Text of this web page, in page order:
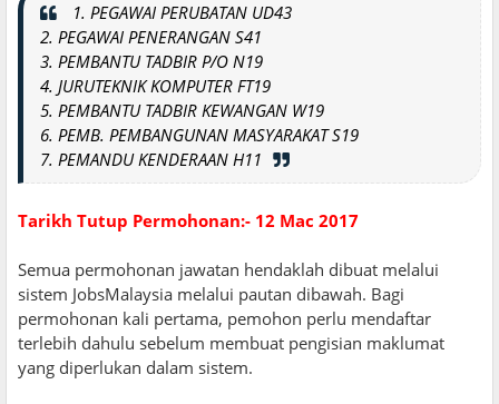
1. PEGAWAI PERUBATAN UD43
2. PEGAWAI PENERANGAN S41
3. PEMBANTU TADBIR P/O N19
4. JURUTEKNIK KOMPUTER FT19
5. PEMBANTU TADBIR KEWANGAN W19
6. PEMB. PEMBANGUNAN MASYARAKAT S19
7. PEMANDU KENDERAAN H11
Tarikh Tutup Permohonan:- 12 Mac 2017
Semua permohonan jawatan hendaklah dibuat melalui
sistem JobsMalaysia melalui pautan dibawah. Bagi
permohonan kali pertama, pemohon perlu mendaftar
terlebih dahulu sebelum membuat pengisian maklumat
yang diperlukan dalam sistem.